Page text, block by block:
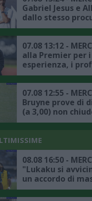
Gabriel Jesus e
dallo stesso
07.08 13:12 -
alla Premier per
esperienza, i
07.08 12:55 -
Bruyne prove di
(a 3,00) non
trasferimento
08.08 16:50 -
"Lukaku si
un accordo di
avanzata tra il